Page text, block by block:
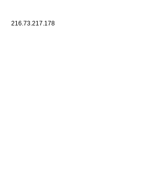
216.73.217.178